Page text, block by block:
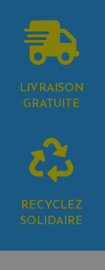
LIVRAISON
GRATUITE
RECYCLEZ
SOLIDAIRE